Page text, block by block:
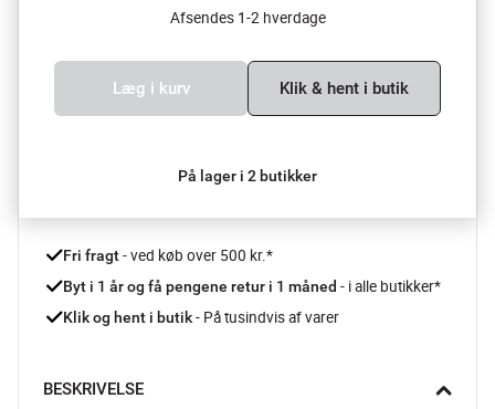
Afsendes 1-2 hverdage
Læg i kurv Klik & hent i butik
På lager i 2 butikker
Fri fragt - ved køb over 500 kr.*
Byt i 1 år og få pengene retur i 1 måned - i alle butikker*
Klik og hent i butik - På tusindvis af varer
BESKRIVELSE